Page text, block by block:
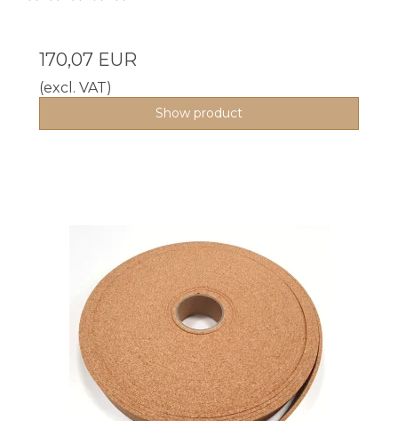
170,07 EUR
(excl. VAT)
Show product